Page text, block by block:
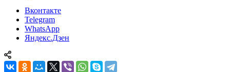
Вконтакте
Telegram
WhatsApp
Яндекс.Дзен